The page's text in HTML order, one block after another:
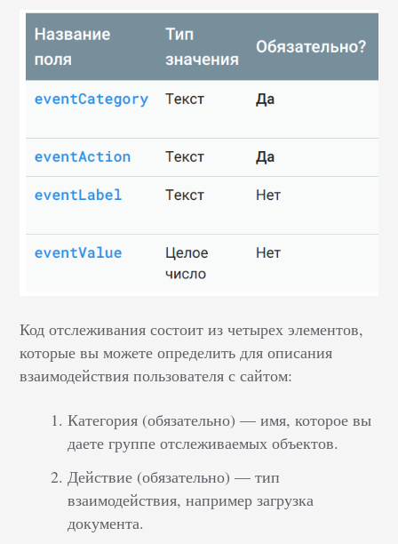
Код отслеживания состоит из четырех элементов,
которые вы можете определить для описания
взаимодействия пользователя с сайтом:
Категория (обязательно) — имя, которое вы
даете группе отслеживаемых объектов.
Действие (обязательно) — тип
взаимодействия, например загрузка
документа.